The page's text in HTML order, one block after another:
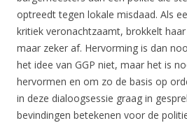
optreedt tegen lokale misdaad. Als
kritiek veronachtzaamt, brokkelt
maar zeker af. Hervorming is dan
het idee van GGP niet, maar het is
hervormen en om zo de basis op
in deze dialoogsessie graag in
bevindingen betekenen voor de